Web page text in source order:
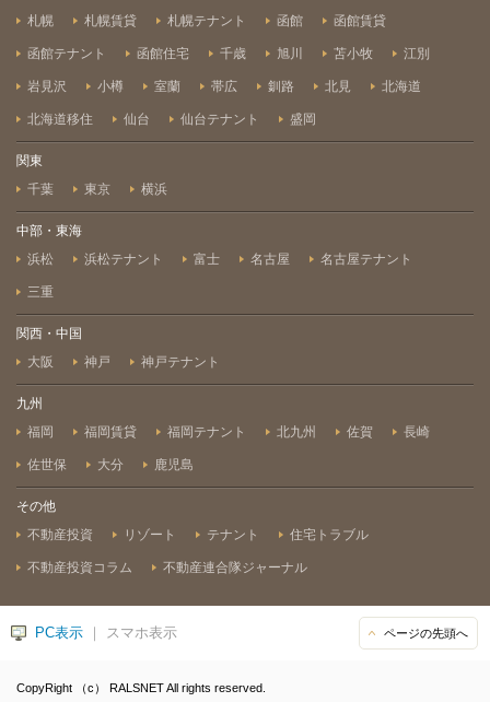
札幌
札幌賃貸 札幌テナント 函館 函館賃貸
函館テナント 函館住宅 千歳 旭川 苫小牧 江別
岩見沢 小樽 室蘭 帯広 釧路 北見 北海道
北海道移住 仙台 仙台テナント 盛岡
関東
千葉
東京 横浜
中部・東海
浜松
浜松テナント 富士 名古屋 名古屋テナント
三重
関西・中国
大阪
神戸 神戸テナント
九州
福岡
福岡賃貸 福岡テナント 北九州 佐賀 長崎
佐世保 大分 鹿児島
その他
不動産投資
リゾート テナント 住宅トラブル
不動産投資コラム 不動産連合隊ジャーナル
PC表示 ｜ スマホ表示 ページの先頭へ
CopyRight （c） RALSNET All rights reserved.